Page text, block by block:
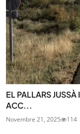
EL PALLARS
ACC...
Novembre 21, 2025 114